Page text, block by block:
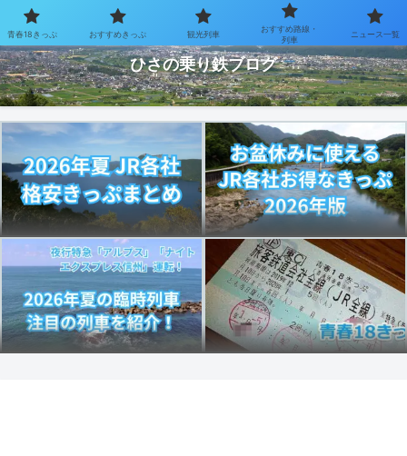
お得なきっぷで乗り鉄を楽しむブログ
ひさの乗り鉄ブログ
青春18きっぷ おすすめきっぷ 観光列車
おすすめ路線・
列車
ニュース一覧